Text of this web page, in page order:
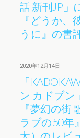
話 新刊JP」
『どうか、
うに』の書
2020年12月14日
「
ン カドブン
『夢幻の街
ラブの50年